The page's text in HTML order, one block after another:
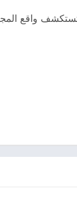
تستكشف واقع